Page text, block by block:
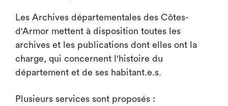
Les Archives départementales des Côtes-
d'Armor mettent à disposition toutes les
archives et les publications dont elles ont la
charge, qui concernent l'histoire du
département et de ses habitant.e.s.
Plusieurs services sont proposés :